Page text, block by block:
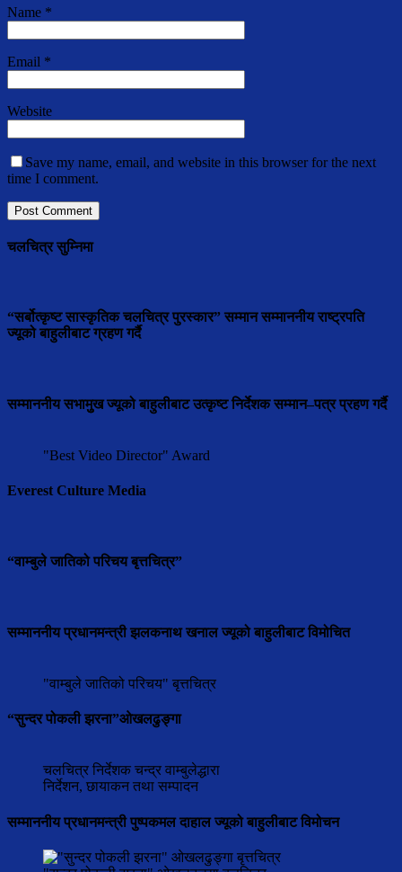
Name *
Email *
Website
Save my name, email, and website in this browser for the next
time I comment.
चलचित्र सुम्निमा
“सर्बोत्कृष्ट सास्कृतिक चलचित्र पुरस्कार” सम्मान सम्माननीय राष्ट्रपति
ज्यूको बाहुलीबाट ग्रहण गर्दै
सम्माननीय सभामुुख ज्यूको बाहुलीबाट उत्कृष्ट निर्देशक सम्मान–पत्र प्रहण गर्दै
"Best Video Director" Award
Everest Culture Media
“वाम्बुले जातिको परिचय बृत्तचित्र”
सम्माननीय प्रधानमन्त्री झलकनाथ खनाल ज्यूको बाहुलीबाट विमोचित
"वाम्बुले जातिको परिचय" बृत्तचित्र
“सुन्दर पोकली झरना”ओखलढुङ्गा
चलचित्र निर्देशक चन्द्र वाम्बुलेद्धारा
निर्देशन, छायाकन तथा सम्पादन
सम्माननीय प्रधानमन्त्री पुष्पकमल दाहाल ज्यूको बाहुलीबाट विमोचन